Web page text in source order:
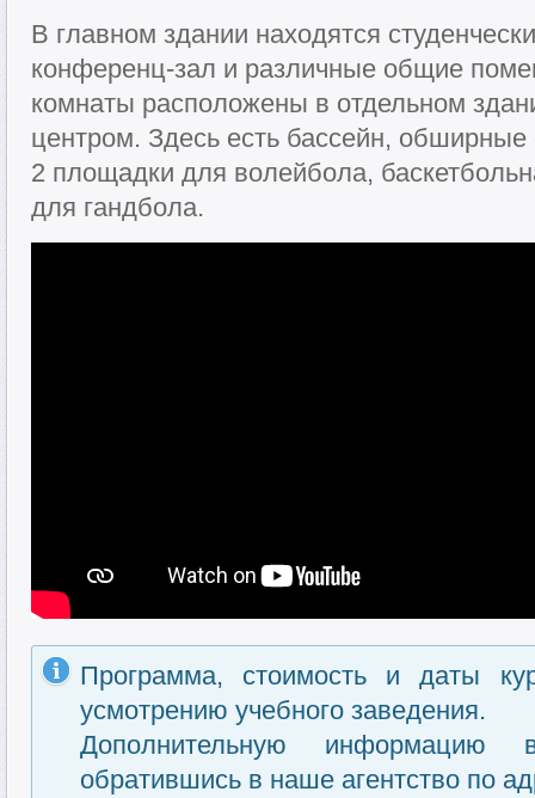
В главном здании находятся
конференц-зал и различные общие
комнаты расположены в отдельном
центром. Здесь есть бассейн,
2 площадки для волейбола,
для гандбола.
Программа, стоимость и даты
усмотрению учебного заведения.
Дополнительную информацию
обратившись в наше агентство по